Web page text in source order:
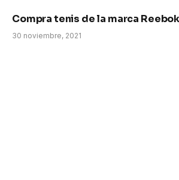
Compra tenis de la marca
30 noviembre, 2021